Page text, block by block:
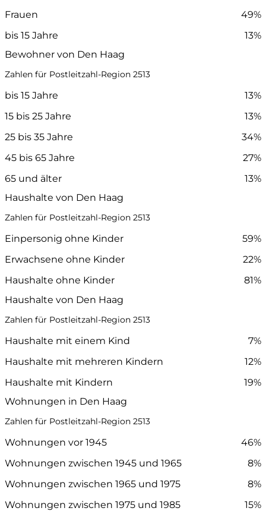
Frauen
49%
bis 15 Jahre
13%
Bewohner von Den Haag
Zahlen für Postleitzahl-Region 2513
bis 15 Jahre
13%
15 bis 25 Jahre
13%
25 bis 35 Jahre
34%
45 bis 65 Jahre
27%
65 und älter
13%
Haushalte von Den Haag
Zahlen für Postleitzahl-Region 2513
Einpersonig ohne Kinder
59%
Erwachsene ohne Kinder
22%
Haushalte ohne Kinder
81%
Haushalte von Den Haag
Zahlen für Postleitzahl-Region 2513
Haushalte mit einem Kind
7%
Haushalte mit mehreren Kindern
12%
Haushalte mit Kindern
19%
Wohnungen in Den Haag
Zahlen für Postleitzahl-Region 2513
Wohnungen vor 1945
46%
Wohnungen zwischen 1945 und 1965
8%
Wohnungen zwischen 1965 und 1975
8%
Wohnungen zwischen 1975 und 1985
15%